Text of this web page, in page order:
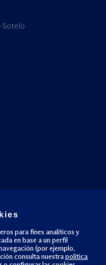
Sotelo
para fines analíticos y
en base a un perfil
(por ejemplo,
consulta nuestrapolítica